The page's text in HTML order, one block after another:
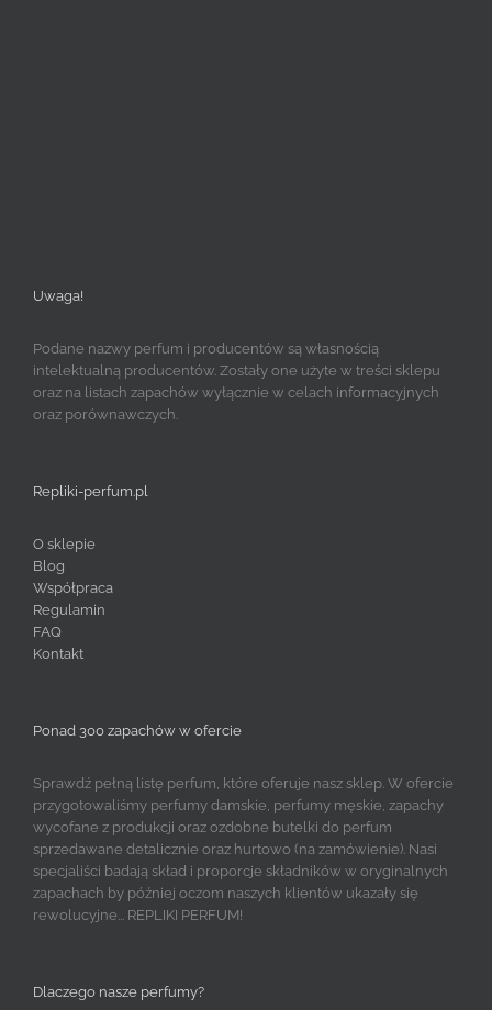
Uwaga!
Podane nazwy perfum i producentów są własnością
intelektualną producentów. Zostały one użyte w treści sklepu
oraz na listach zapachów wyłącznie w celach informacyjnych
oraz porównawczych.
Repliki-perfum.pl
O sklepie
Blog
Współpraca
Regulamin
FAQ
Kontakt
Ponad 300 zapachów w ofercie
Sprawdź pełną listę perfum, które oferuje nasz sklep. W ofercie
przygotowaliśmy perfumy damskie, perfumy męskie, zapachy
wycofane z produkcji oraz ozdobne butelki do perfum
sprzedawane detalicznie oraz hurtowo (na zamówienie). Nasi
specjaliści badają skład i proporcje składników w oryginalnych
zapachach by później oczom naszych klientów ukazały się
rewolucyjne... REPLIKI PERFUM!
Dlaczego nasze perfumy?